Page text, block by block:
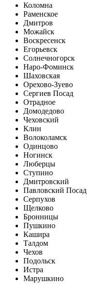
Коломна
Раменское
Дмитров
Можайск
Воскресенск
Егорьевск
Солнечногорск
Наро-Фоминск
Шаховская
Орехово-Зуево
Сергиев Посад
Отрадное
Домодедово
Чеховский
Клин
Волоколамск
Одинцово
Ногинск
Люберцы
Ступино
Дмитровский
Павловский Посад
Серпухов
Щелково
Бронницы
Пушкино
Кашира
Талдом
Чехов
Подольск
Истра
Марушкино